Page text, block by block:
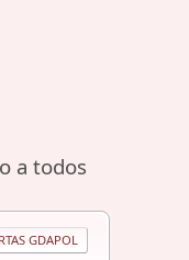
a todos
GDAPOL